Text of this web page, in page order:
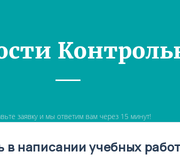
заявку и мы ответим вам через 15 минут!
в написании учебных